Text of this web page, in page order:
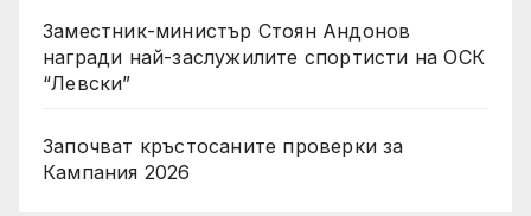
Заместник-министър Стоян Андонов
награди най-заслужилите спортисти на ОСК
“Левски”
Започват кръстосаните проверки за
Кампания 2026